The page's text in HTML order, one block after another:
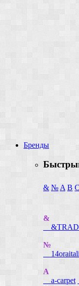
Бренды
& № A B C
&
№
A
a-carpet